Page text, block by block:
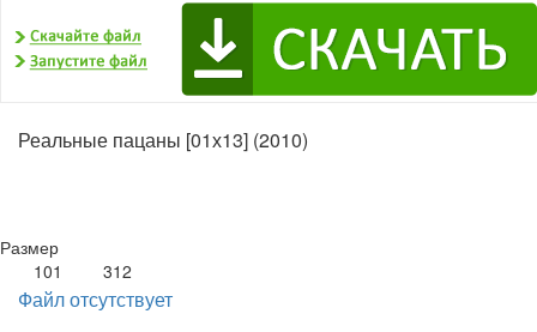
Реальные пацаны [01х13] (2010)
Размер
101
312
Файл отсутствует